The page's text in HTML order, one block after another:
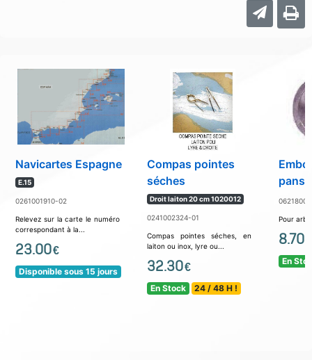
Navicartes Espagne
E.15
0261001910-02
Relevez sur la carte le numéro
correspondant à la...
23.00€
Disponible sous 15 jours
Compas pointes
séches
Droit laiton 20 cm 1020012
0241002324-01
Compas pointes séches, en
laiton ou inox, lyre ou...
32.30€
En Stock 24 / 48 H !
pans
Pour
8.70
En